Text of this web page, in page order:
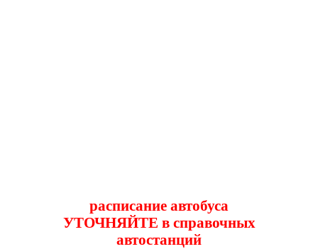
расписание автобуса
УТОЧНЯЙТЕ в справочных
автостанций